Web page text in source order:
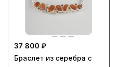
37 800 ₽
Браслет из серебра с